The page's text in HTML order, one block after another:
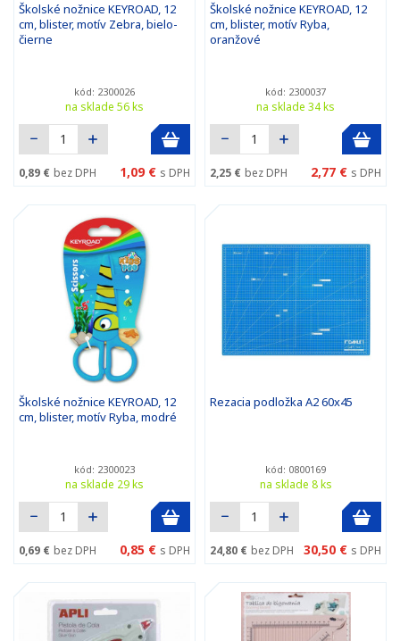
Školské nožnice KEYROAD, 12
cm, blister, motív Zebra, bielo-
čierne
kód: 2300026
na sklade 56 ks
0,89 € bez DPH 1,09 € s DPH
Školské nožnice KEYROAD, 12
cm, blister, motív Ryba,
oranžové
kód: 2300037
na sklade 34 ks
2,25 € bez DPH 2,77 € s DPH
Školské nožnice KEYROAD, 12
cm, blister, motív Ryba, modré
kód: 2300023
na sklade 29 ks
0,69 € bez DPH 0,85 € s DPH
Rezacia podložka A2 60x45
kód: 0800169
na sklade 8 ks
24,80 € bez DPH 30,50 € s DPH